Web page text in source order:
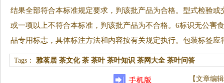
结果全部符合本标准规定要求，判该批产品为合格。型式检验
或一项以上不符合本标准，判该批产品为不合格。6标识无公害
品专用标志，具体标注方法和内容按有关规定执行。包装标签应
Tags：雅茗居 茶文化 茶 茶叶 茶叶知识 茶网大全 茶叶问答
【文章编辑